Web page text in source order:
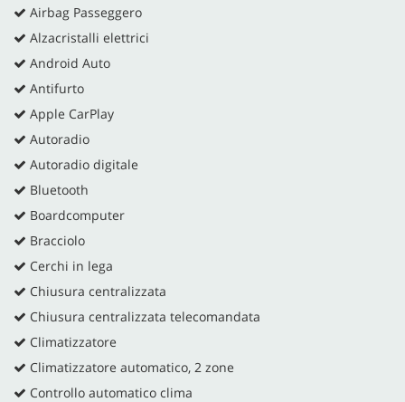
Airbag Passeggero
Alzacristalli elettrici
Android Auto
Antifurto
Apple CarPlay
Autoradio
Autoradio digitale
Bluetooth
Boardcomputer
Bracciolo
Cerchi in lega
Chiusura centralizzata
Chiusura centralizzata telecomandata
Climatizzatore
Climatizzatore automatico, 2 zone
Controllo automatico clima